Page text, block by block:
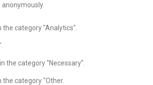
category "Analytics".
the category "Necessary".
the category "Other.